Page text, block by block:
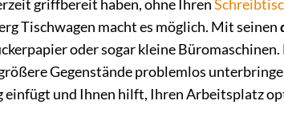
griffbereit haben, ohne Ihren
Tischwagen macht es möglich. Mit seinen
oder sogar kleine Büromaschinen.
Gegenstände problemlos
einfügt und Ihnen hilft, Ihren Arbeitsplatz